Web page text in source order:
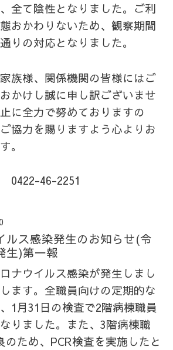
全て陰性となりました。ご利
おかわりないため、観察期間
りの対応となりました。
族様、関係機関の皆様にはご
かけし誠に申し訳ございませ
に全力で努めておりますの
協力を賜りますよう心よりお
。
0422-46-2251
ルス感染発生のお知らせ(令
生)第一報
ナウイルス感染が発生しまし
ます。全職員向けの定期的な
1月31日の検査で2階病棟職員
りました。また、3階病棟職
のため、PCR検査を実施したと